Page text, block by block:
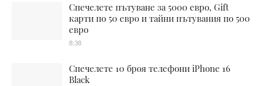
Спечелете пътуване за 5000 евро, Gift
карти по 50 евро и тайни пътувания по 500
евро
8:38
Спечелете 10 броя телефони iPhone 16
Black